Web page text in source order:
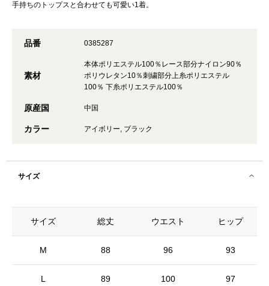
手持ちのトップスと合わせても可愛い1着。
品番 0385287
素材
本体ポリエステル100％レース部分ナイロン90％
ポリウレタン10％刺繍部分上糸ポリエステル
100％ 下糸ポリエステル100％
原産国 中国
カラー アイボリー, ブラック
サイズ
サイズ
M
L
総丈 ウエスト ヒップ
88 96 93
89 100 97